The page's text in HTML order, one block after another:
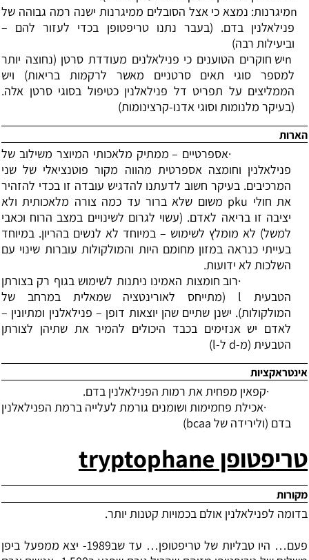
nמיגרנות: נמצא כי אצל הסובלים ממיגרנות ישנה רמה גבוהה של
פנילאלנין בדם. (בעבר נתנו טריפטופן בכדי לעזור להם –
וביעילות רבה)
nיש חוקרים הטוענים כי פנילאלנים מעודדת סרטן (נחוצה יותר
למספר סוגי תאים סרטניים מאשר לרקמות בריאות) ויש
הממליצים על תפריט דל פנילאלנין כטיפול בסוגי סרטן אלה.
(בעיקר מלנומות וסוגי אדנו-קרצינומות)
הארות
·אספרטיים – ממתיק מלאכותי המיוצר משילוב של
פנילאלנין וחומצה אספרטית מהווה מקור פוטנציאלי של שני
המרכיבים. בעיקר חשוב לדעתנו להדגיש עובדה זו בכדי להזהיר
את חולי pku משום שלא ברור עד כמה צורה מלאכותית ולא
יציבה זו בריאה לאדם. (עשוי לגרום לשינויים במצב הרוח וכאבי
למשל) לא מומלץ לשימוש – במיוחד לא לנשים בהריון. במיוחד
בעייתי כנראה במזון מחומם היות והמולקולות עוברות שינוי עם
השלכות לא ידועות.
·רוב חומצות האמינו ניתנות לשימוש בגוף רק בצורתן
הטבעית l (מתייחס לאורינטציה שמאלית במרחב של
המולקולות). ישנן שתיים שהן יוצאות דופן – פנילאלנין ומתיונין –
לאדם יש אנזימים בכבד היכולים להמיר את שתיהן לצורתן
הטבעית (מ-d ל-l
)
אינטראקציות
·קפאין מפחית את רמות הפנילאלנין בדם.
·אכילת פחמימות ושומנים גורמת לעלייה ברמת הפנילאלנין
בדם (ולירידה של bcaa
)
טריפטופןtryptophane
מקורות
בדומה לפנילאלנין אולם בכמויות קטנות יותר.
פעם… היו טבליות של טריפטופן…
עד שב1989- יצא ממפעל ביפן